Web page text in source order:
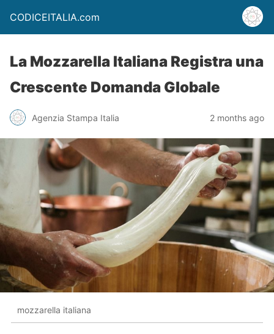
CODICEITALIA.com
La Mozzarella Italiana Registra una
Crescente Domanda Globale
Agenzia Stampa Italia 2 months ago
mozzarella italiana